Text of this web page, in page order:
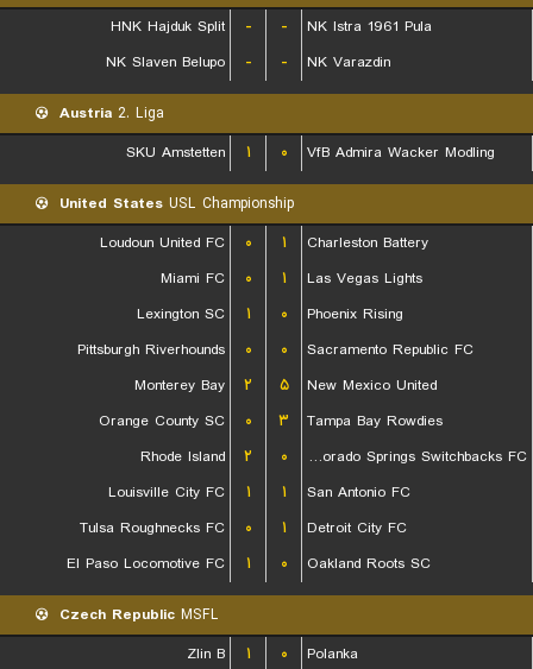
HNK Hajduk Split
- -
NK Istra 1961 Pula
NK Slaven Belupo
- - NK Varazdin
Austria 2. Liga
SKU Amstetten
۱ ۰ VfB Admira Wacker Modling
United States USL Championship
Loudoun United FC
۰ ۱
Charleston Battery
Miami FC
۰ ۱
Las Vegas Lights
Lexington SC
۱ ۰
Phoenix Rising
Pittsburgh Riverhounds
۰ ۰
Sacramento Republic FC
Monterey Bay
۲ ۵
New Mexico United
Orange County SC
۰ ۳
Tampa Bay Rowdies
Rhode Island
۲ ۰
Colorado Springs Switchbacks FC
Louisville City FC
۱ ۱
San Antonio FC
Tulsa Roughnecks FC
۰ ۱
Detroit City FC
El Paso Locomotive FC
۱ ۰ Oakland Roots SC
Czech Republic MSFL
Zlin B
۱ ۰
Polanka